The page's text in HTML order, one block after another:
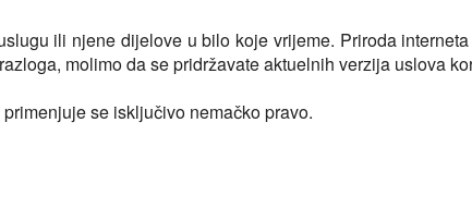
ili njene dijelove u bilo koje vrijeme. Priroda
molimo da se pridržavate aktuelnih verzija uslova
se isključivo nemačko pravo.